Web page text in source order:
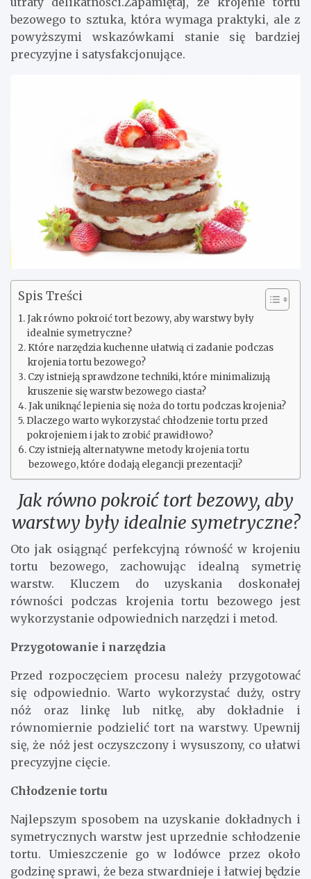
bezowego to sztuka, która wymaga praktyki, ale z
powyższymi wskazówkami stanie się bardziej
precyzyjne i satysfakcjonujące.
Spis Treści
Jak równo pokroić tort bezowy, aby warstwy były
idealnie symetryczne?
Które narzędzia kuchenne ułatwią ci zadanie podczas
krojenia tortu bezowego?
Czy istnieją sprawdzone techniki, które minimalizują
kruszenie się warstw bezowego ciasta?
Jak uniknąć lepienia się noża do tortu podczas krojenia?
Dlaczego warto wykorzystać chłodzenie tortu przed
pokrojeniem i jak to zrobić prawidłowo?
Czy istnieją alternatywne metody krojenia tortu
bezowego, które dodają elegancji prezentacji?
Jak równo pokroić tort bezowy, aby
warstwy były idealnie symetryczne?
Oto jak osiągnąć perfekcyjną równość w krojeniu
tortu bezowego, zachowując idealną symetrię
warstw. Kluczem do uzyskania doskonałej
równości podczas krojenia tortu bezowego jest
wykorzystanie odpowiednich narzędzi i metod.
Przygotowanie i narzędzia
Przed rozpoczęciem procesu należy przygotować
się odpowiednio. Warto wykorzystać duży, ostry
nóż oraz linkę lub nitkę, aby dokładnie i
równomiernie podzielić tort na warstwy. Upewnij
się, że nóż jest oczyszczony i wysuszony, co ułatwi
precyzyjne cięcie.
Chłodzenie tortu
Najlepszym sposobem na uzyskanie dokładnych i
symetrycznych warstw jest uprzednie schłodzenie
tortu. Umieszczenie go w lodówce przez około
godzinę sprawi, że beza stwardnieje i łatwiej będzie